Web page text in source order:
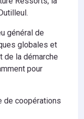
général de
globales et
de la démarche
pour
de coopérations